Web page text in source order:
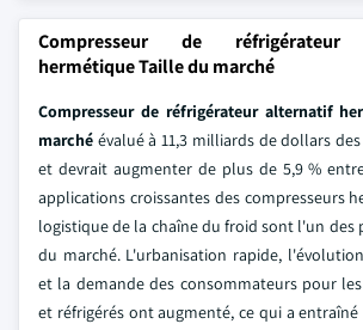
Compresseur de réfrigérateur
hermétique Taille du marché
Compresseur de réfrigérateur alternatif
marché évalué à 11,3 milliards de dollars
et devrait augmenter de plus de 5,9 %
applications croissantes des compresseurs
logistique de la chaîne du froid sont l'un des
du marché. L'urbanisation rapide,
et la demande des consommateurs pour
et réfrigérés ont augmenté, ce qui a